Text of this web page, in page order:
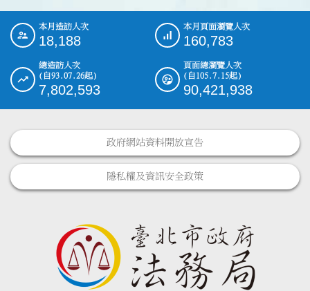
::: 本月造訪人次
18,188
本月頁面瀏覽人次
160,783
總造訪人次
(自93.07.26起)
7,802,593
頁面總瀏覽人次
(自105.7.15起)
90,421,938
政府網站資料開放宣告
隱私權及資訊安全政策